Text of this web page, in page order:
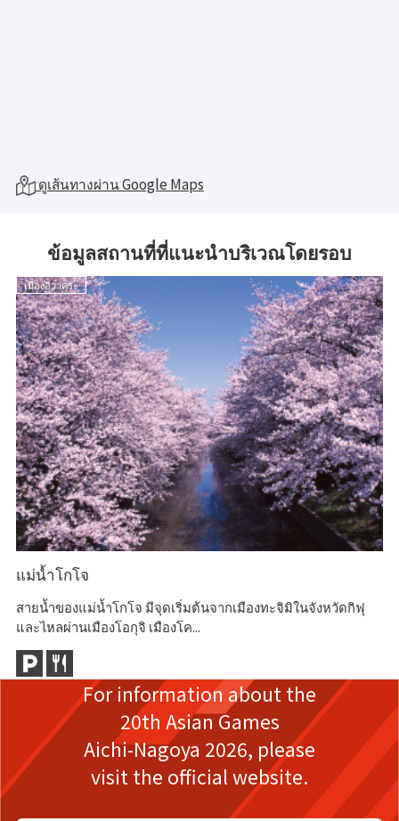
ดูเส้นทางผ่าน Google Maps
ข้อมูลสถานที่ที่แนะนำบริเวณโดยรอบ
เมืองอิวาคุระ
แม่น้ำโกโจ
สายน้ำของแม่น้ำโกโจ มีจุดเริ่มต้นจากเมืองทะจิมิในจังหวัดกิฟุ
และไหลผ่านเมืองโอกุจิ เมืองโค...
For information about the
20th Asian Games
Aichi-Nagoya 2026, please
visit the official website.